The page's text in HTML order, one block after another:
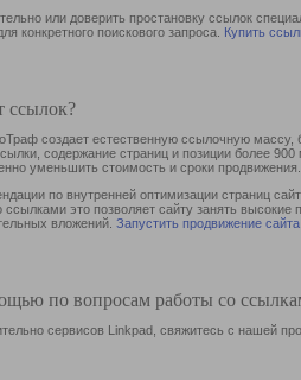
или доверить простановку ссылок
конкретного поискового запроса. Купить
ссылок?
создает естественную ссылочную
содержание страниц и позиции более
уменьшить стоимость и сроки продвижения.
по внутренней оптимизации страниц
это позволяет сайту занять
вложений. Запустить продвижение сайта
по вопросам работы со
сервисов Linkpad, свяжитесь с нашей